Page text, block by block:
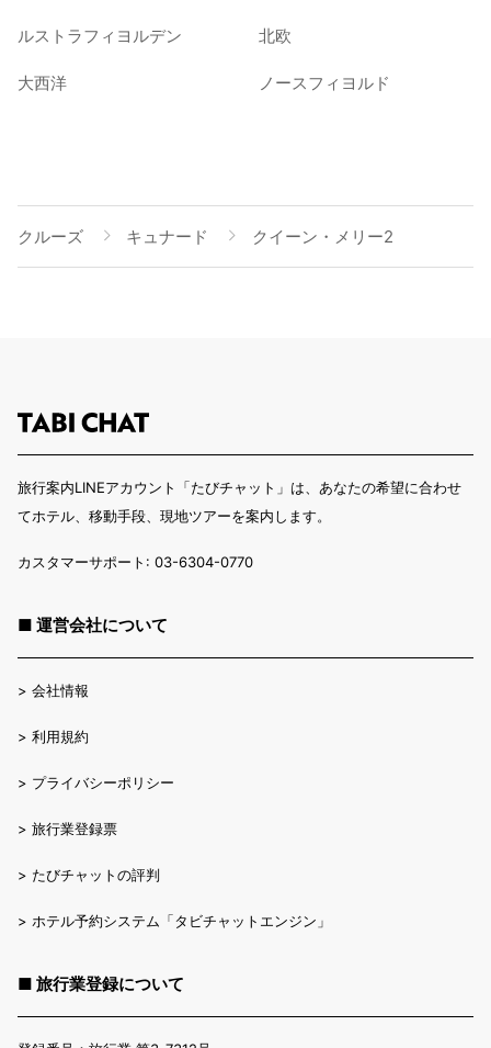
ルストラフィヨルデン 北欧
大西洋 ノースフィヨルド
クルーズ キュナード クイーン・メリー2
旅行案内LINEアカウント「たびチャット」は、あなたの希望に合わせ
てホテル、移動手段、現地ツアーを案内します。
カスタマーサポート: 03-6304-0770
■ 運営会社について
> 会社情報
> 利用規約
> プライバシーポリシー
> 旅行業登録票
> たびチャットの評判
> ホテル予約システム「タビチャットエンジン」
■ 旅行業登録について